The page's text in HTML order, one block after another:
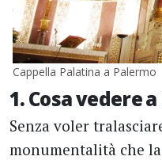
Cappella Palatina a Palermo
1. Cosa vedere
Senza voler
monumentalità che